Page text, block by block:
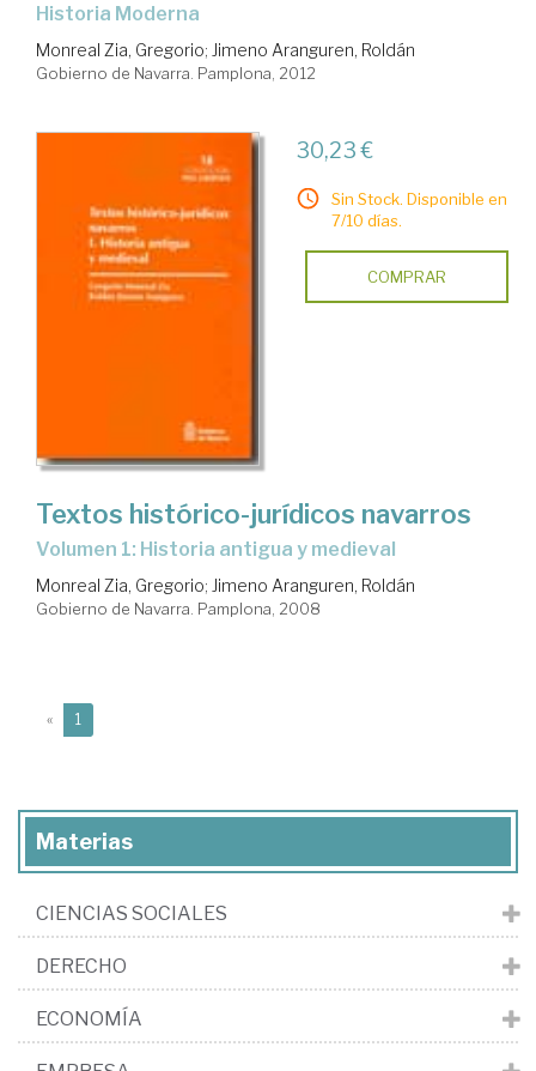
Historia Moderna
Monreal Zia, Gregorio; Jimeno Aranguren, Roldán
Gobierno de Navarra. Pamplona, 2012
30,23 €
Sin Stock. Disponible en
7/10 días.
COMPRAR
Textos histórico-jurídicos navarros
Volumen 1: Historia antigua y medieval
Monreal Zia, Gregorio; Jimeno Aranguren, Roldán
Gobierno de Navarra. Pamplona, 2008
« 1
Materias
CIENCIAS SOCIALES
DERECHO
ECONOMÍA